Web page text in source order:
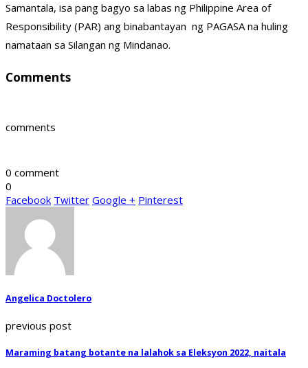
Samantala, isa pang bagyo sa labas ng Philippine Area of
Responsibility (PAR) ang binabantayan ng PAGASA na huling
namataan sa Silangan ng Mindanao.
Comments
comments
0 comment
0
Facebook Twitter Google + Pinterest
Angelica Doctolero
previous post
Maraming batang botante na lalahok sa Eleksyon 2022, naitala